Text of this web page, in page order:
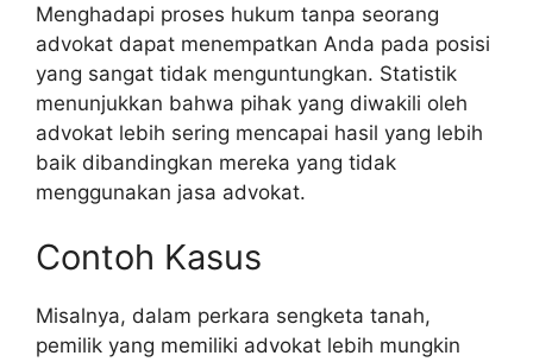
Menghadapi proses hukum tanpa seorang
advokat dapat menempatkan Anda pada posisi
yang sangat tidak menguntungkan. Statistik
menunjukkan bahwa pihak yang diwakili oleh
advokat lebih sering mencapai hasil yang lebih
baik dibandingkan mereka yang tidak
menggunakan jasa advokat.
Contoh Kasus
Misalnya, dalam perkara sengketa tanah,
pemilik yang memiliki advokat lebih mungkin